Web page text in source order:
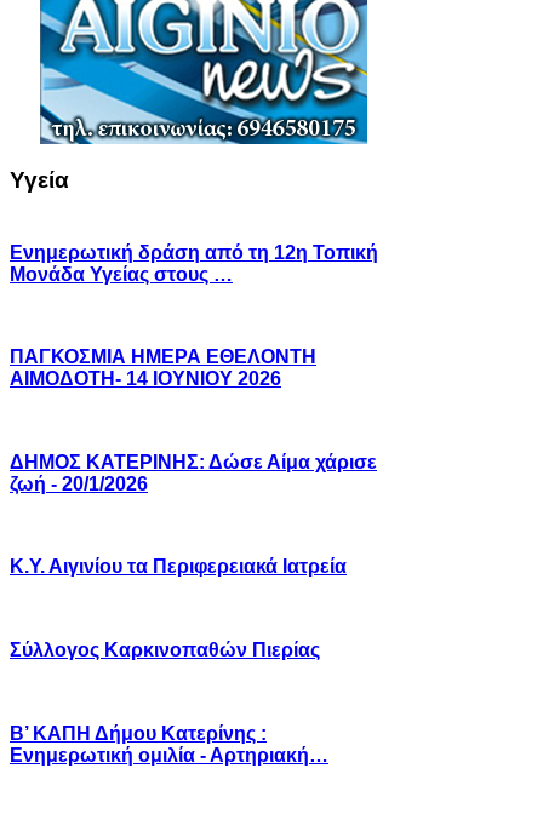
Υγεία
Ενημερωτική δράση από τη 12η Τοπική
Μονάδα Υγείας στους …
ΠΑΓΚΟΣΜΙΑ ΗΜΕΡΑ ΕΘΕΛΟΝΤΗ
ΑΙΜΟΔΟΤΗ- 14 ΙΟΥΝΙΟΥ 2026
ΔΗΜΟΣ ΚΑΤΕΡΙΝΗΣ: Δώσε Αίμα χάρισε
ζωή - 20/1/2026
Κ.Υ. Αιγινίου τα Περιφερειακά Ιατρεία
Σύλλογος Καρκινοπαθών Πιερίας
Β’ ΚΑΠΗ Δήμου Κατερίνης :
Ενημερωτική ομιλία - Αρτηριακή…